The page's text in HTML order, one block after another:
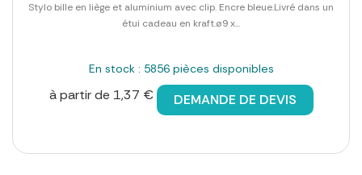
Stylo bille en liège et aluminium avec clip. Encre bleue.Livré dans un
étui cadeau en kraft.ø9 x...
En stock : 5856 pièces disponibles
à partir de 1,37 € DEMANDE DE DEVIS